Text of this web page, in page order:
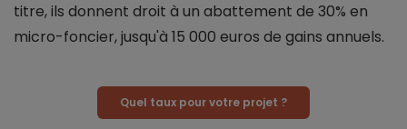
titre, ils donnent droit à un abattement de 30% en
micro-foncier, jusqu'à 15 000 euros de gains annuels.
Quel taux pour votre projet ?